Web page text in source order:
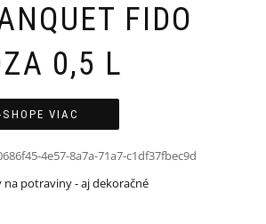
FIDO
0,5 L
VIAC
4e57-8a7a-71a7-c1df37fbec9d
na potraviny - aj dekoračné